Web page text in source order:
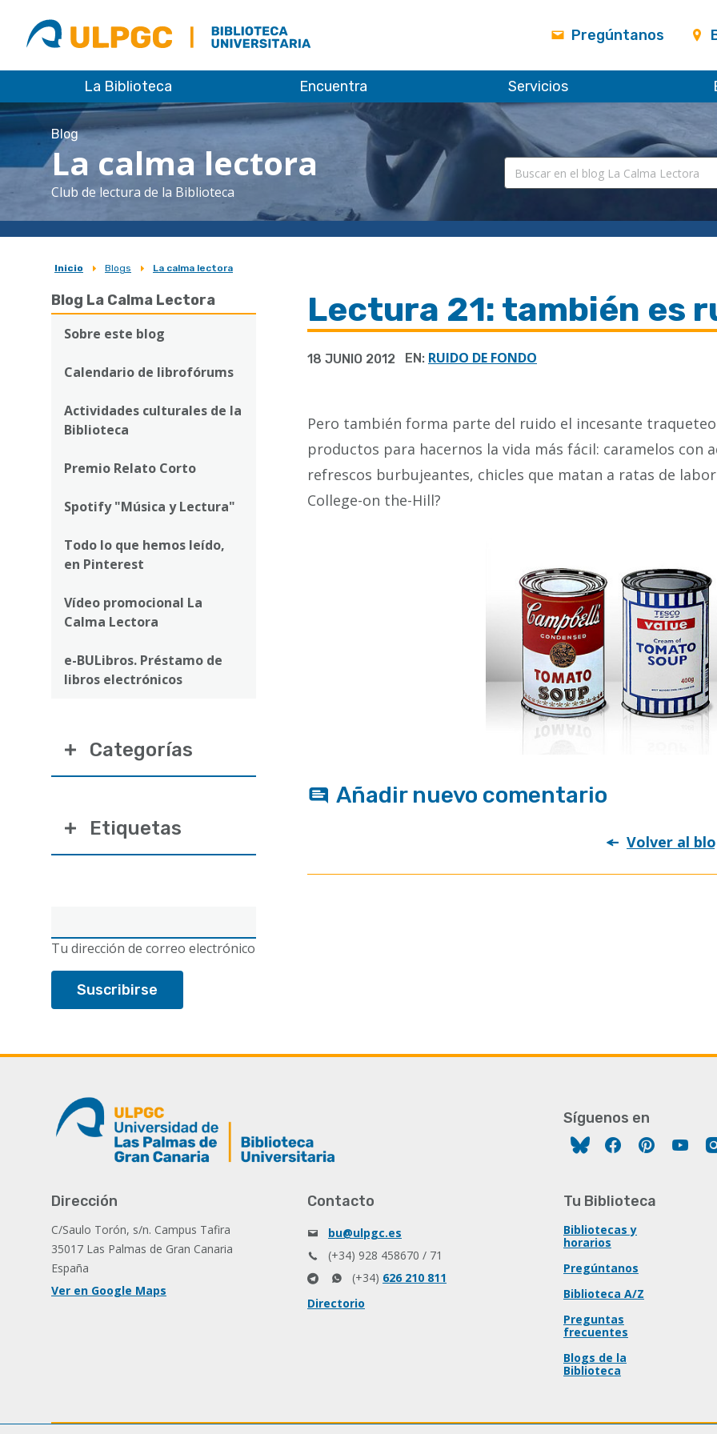
ULPGC
Biblioteca
ULPGC
Pregúntanos
La Biblioteca Encuentra Servicios
Blog
La calma lectora
Club de lectura de la Biblioteca
Sobrescribir
enlaces
de
ayuda
la
Inicio Blogs La calma lectora
Blog La Calma Lectora
Sobre este blog
Calendario de librofórums
Actividades culturales de la
Biblioteca
Premio Relato Corto
Spotify "Música y Lectura"
Todo lo que hemos leído,
en Pinterest
Vídeo promocional La
Calma Lectora
e-BULibros. Préstamo de
libros electrónicos
electrónico
Tu dirección de correo electrónico
Categorías
Etiquetas
Lectura 21: también es
18 JUNIO 2012 EN: RUIDO DE FONDO
Pero también forma parte del ruido el incesante
productos para hacernos la vida más fácil: caramelos con
refrescos burbujeantes, chicles que matan a ratas de
College-on the-Hill?
Añadir nuevo comentario
Volver al
Síguenos en
FacebookPinterest
Dirección
C/Saulo Torón, s/n. Campus Tafira
35017 Las Palmas de Gran Canaria
España
Ver en Google Maps
Contacto
bu@ulpgc.es
(+34) 928 458670 / 71
(+34) 626 210 811
Directorio
Tu Biblioteca
Bibliotecas y
horarios
Pregúntanos
Biblioteca A/Z
Preguntas
frecuentes
Blogs de la
Biblioteca